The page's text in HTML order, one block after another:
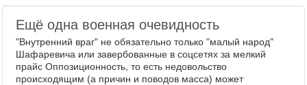
Архив
Фототоп
Видеотоп
Ещё одна военная очевидность
"Внутренний враг" не обязательно только "малый народ"
Шафаревича или завербованные в соцсетях за мелкий
прайс Оппозиционность, то есть недовольство
происходящим (а причин и поводов масса) может